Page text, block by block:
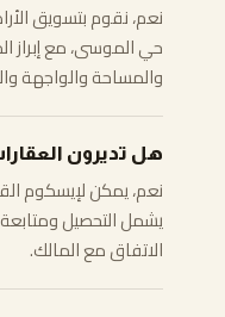
نعم، نقوم بتسويق
حي الموسى، مع إبراز
والمساحة والواجهة
هل تديرون
نعم، يمكن لإيسكوم
يشمل التحصيل
الاتفاق مع المالك.